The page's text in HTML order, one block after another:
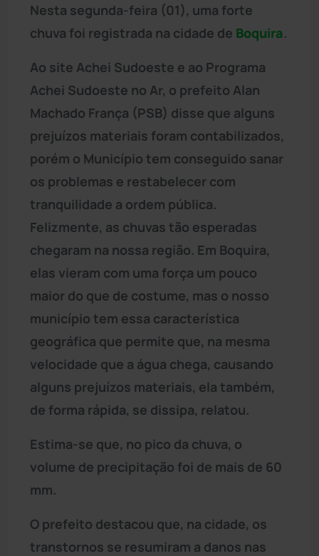
Nesta segunda-feira (01), uma forte
chuva foi registrada na cidade de Boquira.
Ao site Achei Sudoeste e ao Programa
Achei Sudoeste no Ar, o prefeito Alan
Machado França (PSB) disse que alguns
prejuízos materiais foram contabilizados,
porém o Município tem conseguido sanar
os problemas e restabelecer com
tranquilidade a ordem pública.
Felizmente, as chuvas tão esperadas
chegaram na nossa região. Em Boquira,
elas vieram com uma força um pouco
maior do que de costume, mas o nosso
município tem essa característica
geográfica que permite que, na mesma
velocidade que a água chega, causando
alguns prejuízos materiais, ela também,
de forma rápida, se dissipa, relatou.
Estima-se que, no pico da chuva, o
volume de precipitação foi de mais de 60
mm.
O prefeito destacou que, na cidade, os
transtornos se resumiram a danos nas